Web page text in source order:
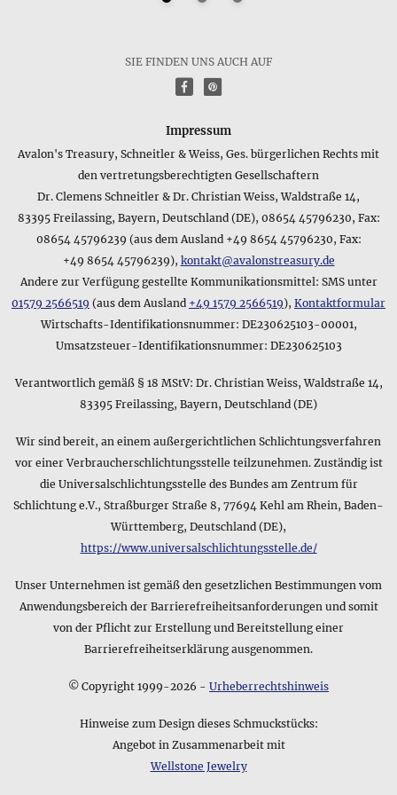
dieser Produktseite mehr Informationen finden wie z.B. die
Weißer Baum • Anhänger?
Datenblatts wird in der Regel das Gesamtgewicht des
Produkts inkl. Verpackung angegeben - für das Produkt
Weißer Baum • Anhänger lautet der Eintrag folgendermaßen:
10 g. Bitte überprüfen Sie in den Detailangaben am Anfang
dieser Produktseite, ob das Produktgewicht deutlich vom
Gesamtgewicht abweicht.
Gibt es eine kurze Zusammenfassung zum Material des
Produkts Weißer Baum • Anhänger?
Folgende kurze Beschreibung zum Material des Produkts
Weißer Baum • Anhänger stammt aus dem Datenblatt des
sich hierbei nur um eine kurze Zusammenfassung handelt
und verwenden Sie die Detailangaben am Anfang dieser
SIE FINDEN UNS AUCH AUF
f P
Impressum
Avalon's Treasury, Schneitler & Weiss, Ges. bürgerlichen Rechts mit
den vertretungsberechtigten Gesellschaftern
Dr. Clemens Schneitler & Dr. Christian Weiss, Waldstraße 14,
83395 Freilassing, Bayern, Deutschland (DE), 08654 45796230, Fax:
08654 45796239 (aus dem Ausland +49 8654 45796230, Fax:
+49 8654 45796239), kontakt@avalonstreasury.de
Andere zur Verfügung gestellte Kommunikationsmittel: SMS unter
01579 2566519 (aus dem Ausland +49 1579 2566519), Kontaktformular
Wirtschafts-Identifikationsnummer: DE230625103-00001,
Umsatzsteuer-Identifikationsnummer: DE230625103
Verantwortlich gemäß § 18 MStV: Dr. Christian Weiss, Waldstraße 14,
83395 Freilassing, Bayern, Deutschland (DE)
Wir sind bereit, an einem außergerichtlichen Schlichtungsverfahren
vor einer Verbraucherschlichtungsstelle teilzunehmen. Zuständig ist
die Universalschlichtungsstelle des Bundes am Zentrum für
Schlichtung e.V., Straßburger Straße 8, 77694 Kehl am Rhein, Baden-
Württemberg, Deutschland (DE),
https://www.universalschlichtungsstelle.de/
Unser Unternehmen ist gemäß den gesetzlichen Bestimmungen vom
Anwendungsbereich der Barrierefreiheitsanforderungen und somit
von der Pflicht zur Erstellung und Bereitstellung einer
Barrierefreiheitserklärung ausgenommen.
© Copyright 1999-2026 - Urheberrechtshinweis
Hinweise zum Design dieses Schmuckstücks:
Angebot in Zusammenarbeit mit
Wellstone Jewelry